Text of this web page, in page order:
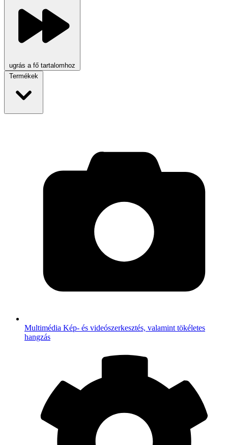
ugrás a fő tartalomhoz
Termékek
Multimédia Kép- és videószerkesztés, valamint tökéletes
hangzás